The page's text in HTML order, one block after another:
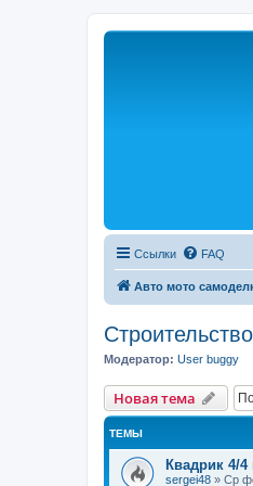
Ссылки FAQ
Авто мото
Модератор: User buggy
Новая тема
ТЕМЫ
Квадрик 4/4
sergei48 » Ср